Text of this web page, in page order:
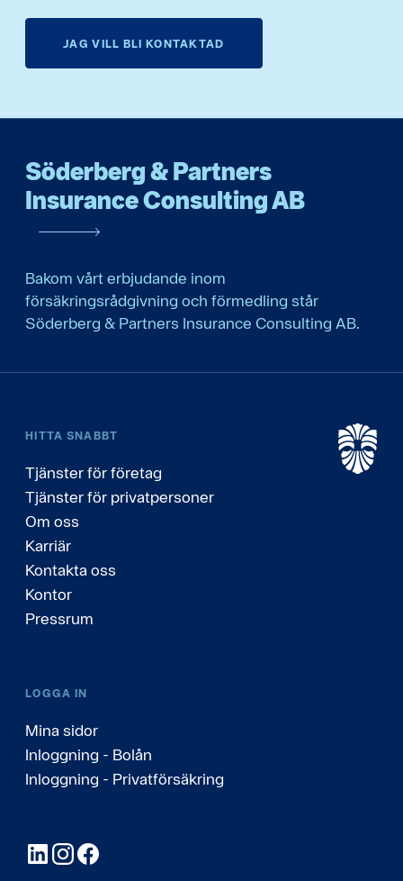
JAG VILL BLI KONTAKTAD
Söderberg & Partners
Insurance Consulting AB
Bakom vårt erbjudande inom
försäkringsrådgivning och förmedling står
Söderberg & Partners Insurance Consulting AB.
HITTA SNABBT
Tjänster för företag
Tjänster för privatpersoner
Om oss
Karriär
Kontakta oss
Kontor
Pressrum
LOGGA IN
Mina sidor
Inloggning - Bolån
Inloggning - Privatförsäkring
LinkedInInstagram